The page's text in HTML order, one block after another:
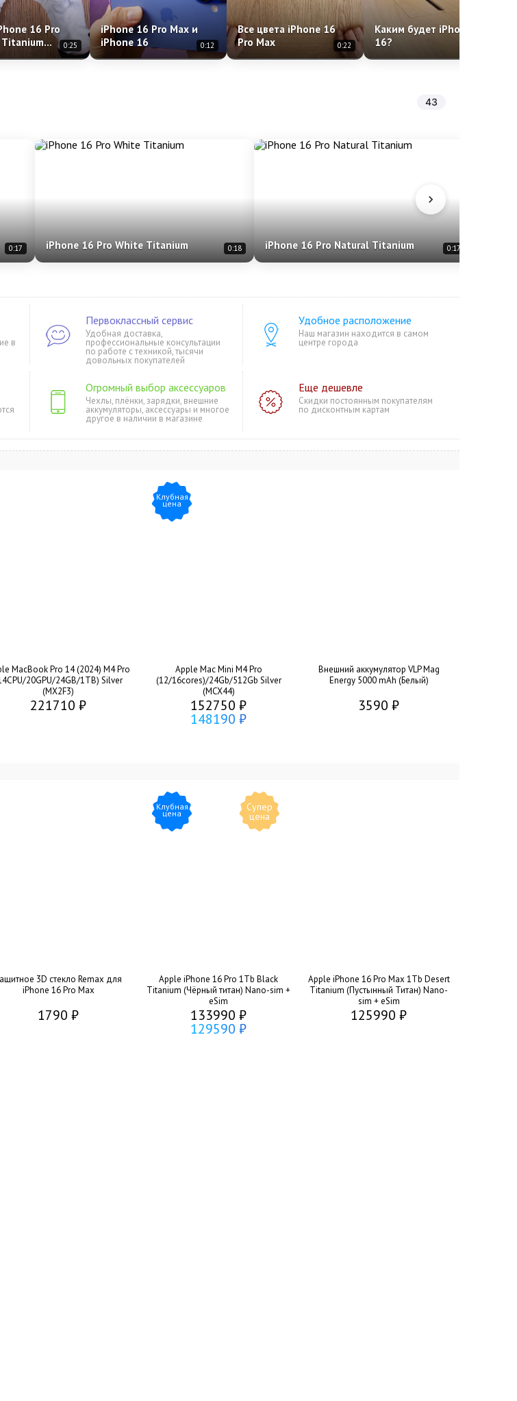
16 Pro
титан)
0:25
iPhone 16 Pro Max и
iPhone 16
0:12
Все цвета iPhone 16
Pro Max
0:22
Каким будет iPhone
16?
43
0:17 iPhone 16 Pro White Titanium 0:18 iPhone 16 Pro Natural Titanium 0:17
в
Первоклассный сервис
Удобная доставка,
профессиональные консультации
по работе с техникой, тысячи
довольных покупателей
Удобное расположение
Наш магазин находится в самом
центре города
Огромный выбор аксессуаров
Чехлы, плёнки, зарядки, внешние
аккумуляторы, аксессуары и многое
другое в наличии в магазине
Еще дешевле
Скидки постоянным покупателям
по дисконтным картам
MacBook Pro 14 (2024) M4 Pro
20GPU/24GB/1TB) Silver
(MX2F3)
221710 ₽
Клубная
цена
Apple Mac Mini M4 Pro
(12/16cores)/24Gb/512Gb Silver
(MCX44)
152750 ₽
148190 ₽
Внешний аккумулятор VLP Mag
Energy 5000 mAh (Белый)
3590 ₽
3D стекло Remax для
iPhone 16 Pro Max
1790 ₽
Супер
цена
Клубная
цена
Apple iPhone 16 Pro 1Tb Black
Titanium (Чёрный титан) Nano-sim +
eSim
133990 ₽
129590 ₽
Apple iPhone 16 Pro Max 1Tb Desert
Titanium (Пустынный Титан) Nano-
sim + eSim
125990 ₽